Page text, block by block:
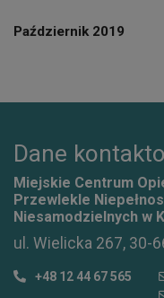
Październik 2019
Dane
Miejskie Centrum
Przewlekle
Niesamodzielnych w
ul. Wielicka 267, 30-
+48 12 44 67 565